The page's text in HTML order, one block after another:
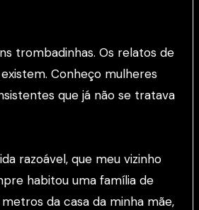
trombadinhas. Os relatos de
Conheço mulheres
que já não se tratava
razoável, que meu vizinho
habitou uma família de
da casa da minha mãe,